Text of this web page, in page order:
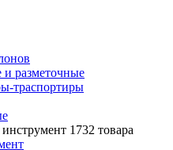
разметочные
траспортиры
1732 товара